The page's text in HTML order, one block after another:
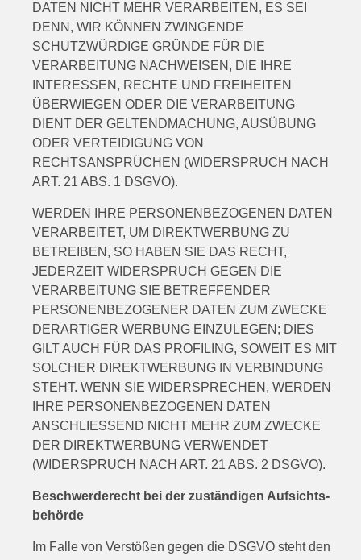
DATEN NICHT MEHR VERARBEITEN, ES SEI
DENN, WIR KÖNNEN ZWINGENDE
SCHUTZWÜRDIGE GRÜNDE FÜR DIE
VERARBEITUNG NACHWEISEN, DIE IHRE
INTERESSEN, RECHTE UND FREIHEITEN
ÜBERWIEGEN ODER DIE VERARBEITUNG
DIENT DER GELTENDMACHUNG, AUSÜBUNG
ODER VERTEIDIGUNG VON
RECHTSANSPRÜCHEN (WIDERSPRUCH NACH
ART. 21 ABS. 1 DSGVO).
WERDEN IHRE PERSONENBEZOGENEN DATEN
VERARBEITET, UM DIREKTWERBUNG ZU
BETREIBEN, SO HABEN SIE DAS RECHT,
JEDERZEIT WIDERSPRUCH GEGEN DIE
VERARBEITUNG SIE BETREFFENDER
PERSONENBEZOGENER DATEN ZUM ZWECKE
DERARTIGER WERBUNG EINZULEGEN; DIES
GILT AUCH FÜR DAS PROFILING, SOWEIT ES MIT
SOLCHER DIREKTWERBUNG IN VERBINDUNG
STEHT. WENN SIE WIDERSPRECHEN, WERDEN
IHRE PERSONENBEZOGENEN DATEN
ANSCHLIESSEND NICHT MEHR ZUM ZWECKE
DER DIREKTWERBUNG VERWENDET
(WIDERSPRUCH NACH ART. 21 ABS. 2 DSGVO).
Beschwerde­recht bei der zuständigen Aufsichts­
behörde
Im Falle von Verstößen gegen die DSGVO steht den